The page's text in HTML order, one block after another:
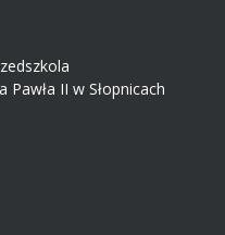
Pawła II w Słopnicach